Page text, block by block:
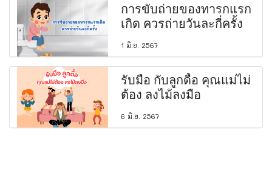
การขับถ่ายของทารกแรก
เกิด ควรถ่ายวันละกี่ครั้ง
1 มิ.ย. 2567
รับมือ กับลูกดื้อ คุณแม่ไม่
ต้อง ลงไม้ลงมือ
6 มิ.ย. 2567